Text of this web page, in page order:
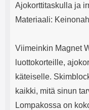
Ajokorttitaskulla ja
Materiaali:
Viimeinkin Magnet
luottokorteille,
käteiselle.
kaikki, mitä sinun
Lompakossa on